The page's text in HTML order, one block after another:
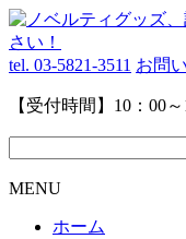
tel. 03-5821-3511 お問
【受付時間】10：00
MENU
ホーム